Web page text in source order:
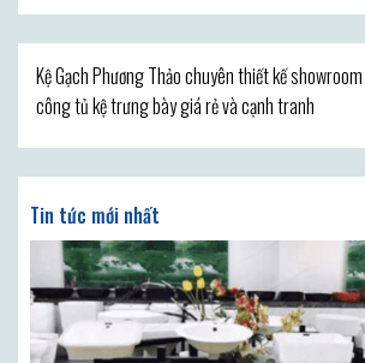
Kệ Gạch Phương Thảo chuyên thiết kế showroom
công tủ kệ trưng bày giá rẻ và cạnh tranh
Tin tức mới nhất